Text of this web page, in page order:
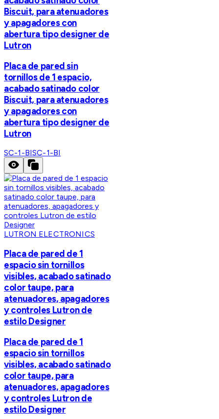
Biscuit, para atenuadores
y apagadores con
abertura tipo designer de
Lutron
Placa de pared sin
tornillos de 1 espacio,
acabado satinado color
Biscuit, para atenuadores
y apagadores con
abertura tipo designer de
Lutron
SC-1-BISC-1-BI
LUTRON ELECTRONICS
Placa de pared de 1
espacio sin tornillos
visibles, acabado satinado
color taupe, para
atenuadores, apagadores
y controles Lutron de
estilo Designer
Placa de pared de 1
espacio sin tornillos
visibles, acabado satinado
color taupe, para
atenuadores, apagadores
y controles Lutron de
estilo Designer